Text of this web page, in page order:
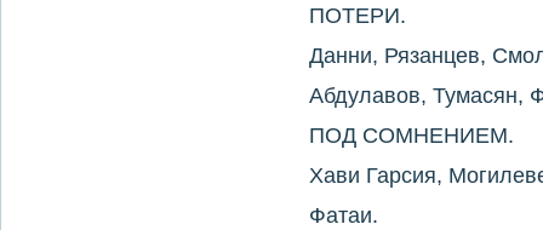
ПОТЕРИ.
Данни, Рязанцев,
Абдулавов, Тумасян,
ПОД СОМНЕНИЕМ.
Хави Гарсия,
Фатаи.